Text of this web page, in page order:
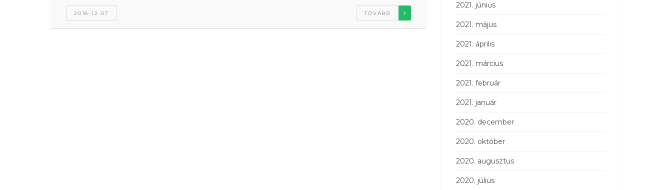
2018-12-07 TOVÁBB
2021. június
2021. május
2021. április
2021. március
2021. február
2021. január
2020. december
2020. október
2020. augusztus
2020. július